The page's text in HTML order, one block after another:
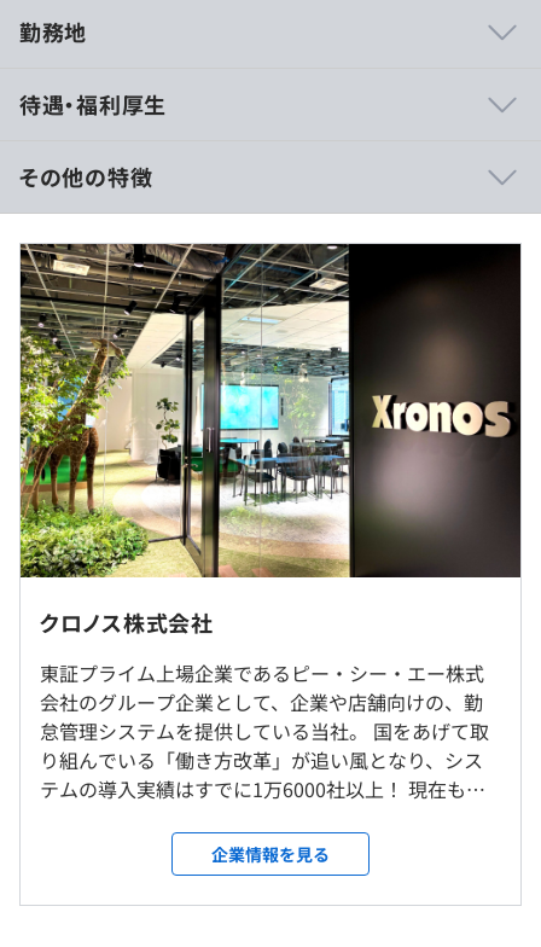
が中心となって開発方法を決定し進めていきます。
め、顧客の声だけでなく、営業やCSといった各部署から
の要望を集めるフォーラムの設置や定期的な意見交換会を
おこない、製品開発に生かしています。
自社サービス・製品の一例です。
「テレタイムシリーズ」
◆複数のラインナップを持つ、打刻専用端末
◆正確な打刻をリアルタイムに反映
◆集計作業を効率化
https://www.xronos-inc.co.jp/products/teletime/
◆勤怠実績を詳細に確認
◆手間のかかるシフト入力を一括で
◆労務管理はアラートで可視化
◆目的に合わせた帳票を出力
◆休暇日数を自動集計
◆最新の労基法改正に対応
「X'sion（クロッシオン）」
◆PCやスマートフォンから打刻・申請が可能
勤務地
◎リモート勤務可（リモートワーク率：約7割）
＜雇入時＞
札幌開発センター
＜変更範囲＞
会社の定める場所（テレワークをおこなう場所を含む））
受動喫煙防止措置に関する事項
従業員に対する受動喫煙対策：敷地内禁煙（共用部に喫煙
待遇・福利厚生
【北海道】
◼︎月給：29万円～
地域手当（札幌：1万5,000円）を含む
◎残業代は全額支給
◎賞与年2回＋業績賞与を別途支給（昨年度支給実績は約
5カ月分）
《想定年収》
エンジニア 460万円～
シニアエンジニア 600万円～
プロダクトマネジャー 700万円～
（※想定年収 は年収提示額を保証するものではありません）
9:00～18:00（実働：8時間）
休憩時間：11時50分～12時50分（60分）
平均残業時間：平均10時間／月
その他の特徴
クロノス株式会社
東証プライム上場企業であるピー・シー・エー株式
会社のグループ企業として、企業や店舗向けの、勤
怠管理システムを提供している当社。 国をあげて取
り組んでいる「働き方改革」が追い風となり、シス
テムの導入実績はすでに1万6000社以上！ 現在も年
好調です。 社員数もまもなく150名を超え、ビジネス
のさらなる拡大を目指し新たなメンバーを募集する
ことになりました。 クロノスは、勤怠管理だけでは
企業情報を見る